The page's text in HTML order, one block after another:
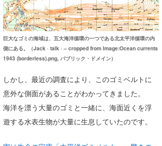
巨大なゴミの海域は、五大海洋循環の一つである北太平洋循環の内
側にある。（Jack · talk · – cropped from Image:Ocean currents
1943 (borderless).png, パブリック・ドメイン）
しかし、最近の調査により、このゴミベルトに
意外な側面があることがわかってきました。
海洋を漂う大量のゴミと一緒に、海面近くを浮
遊する水表生物が大量に生息していたのです。
DELTA FORCE SURF
CBA Films
熊谷素子
進士剛光
田原啓江
植村未来
大野”MAR”修聖
喜納海人
Aichan
chan-U
ECE
H
KID